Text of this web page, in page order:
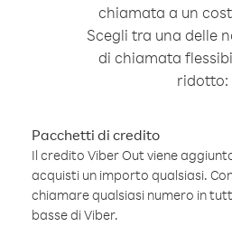
chiamata a un
Scegli tra una delle
di chiamata
ridotto:
Pacchetti di credito
Il credito Viber Out viene
acquisti un importo qualsiasi.
chiamare qualsiasi numero in
basse di Viber.